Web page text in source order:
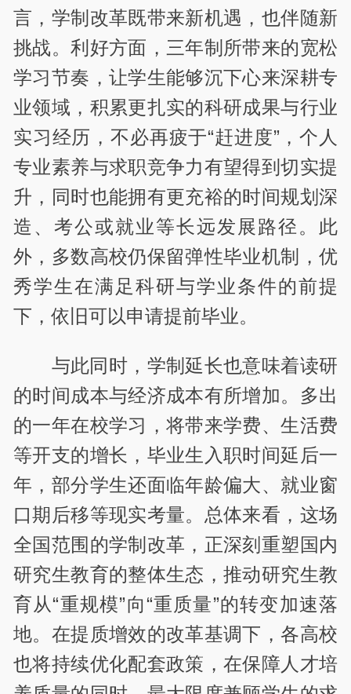
言，学制改革既带来新机遇，也伴随新
挑战。利好方面，三年制所带来的宽松
学习节奏，让学生能够沉下心来深耕专
业领域，积累更扎实的科研成果与行业
实习经历，不必再疲于“赶进度”，个人
专业素养与求职竞争力有望得到切实提
升，同时也能拥有更充裕的时间规划深
造、考公或就业等长远发展路径。此
外，多数高校仍保留弹性毕业机制，优
秀学生在满足科研与学业条件的前提
下，依旧可以申请提前毕业。
与此同时，学制延长也意味着读研
的时间成本与经济成本有所增加。多出
的一年在校学习，将带来学费、生活费
等开支的增长，毕业生入职时间延后一
年，部分学生还面临年龄偏大、就业窗
口期后移等现实考量。总体来看，这场
全国范围的学制改革，正深刻重塑国内
研究生教育的整体生态，推动研究生教
育从“重规模”向“重质量”的转变加速落
地。在提质增效的改革基调下，各高校
也将持续优化配套政策，在保障人才培